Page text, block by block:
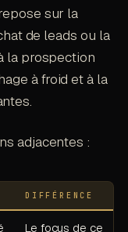
sur la
de leads ou la
la prospection
à froid et à la
adjacentes :
DIFFÉRENCE
Le focus de ce